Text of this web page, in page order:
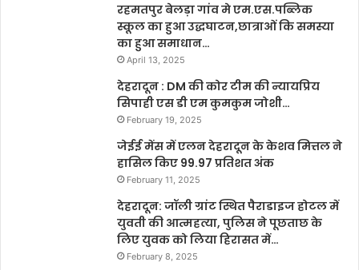
रहमतपुर बेलड़ा गांव मे एम.एस.पब्लिक
स्कूल का हुआ उद्धघाटन,छात्राओं कि समस्या
का हुआ समाधान…
April 13, 2025
देहरादून : DM की कोर टीम की न्यायप्रिय
सिपाही एस डी एम कुमकुम जोशी…
February 19, 2025
जेईई मेंस में एलन देहरादून के केशव मित्तल ने
हासिल किए 99.97 प्रतिशत अंक
February 11, 2025
देहरादून: जॉली ग्रांट स्थित पैराडाइज होटल में
युवती की आत्महत्या, पुलिस ने पूछताछ के
लिए युवक को लिया हिरासत में…
February 8, 2025